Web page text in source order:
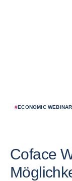
#ECONOMIC WEBINAR
Coface